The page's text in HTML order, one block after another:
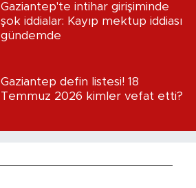
Gaziantep'te intihar girişiminde
şok iddialar: Kayıp mektup iddiası
gündemde
Gaziantep defin listesi! 18
Temmuz 2026 kimler vefat etti?